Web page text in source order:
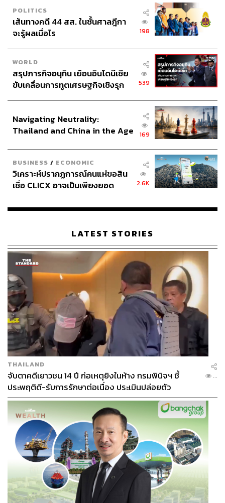
POLITICS
เส้นทางคดี 44 สส. ในชั้นศาลฎีกา
จะรู้ผลเมื่อไร
198
WORLD
สรุปภารกิจอนุทิน เยือนอินโดนีเซีย
ขับเคลื่อนการทูตเศรษฐกิจเชิงรุก
539
Navigating Neutrality:
Thailand and China in the Age
169
BUSINESS / ECONOMIC
วิเคราะห์ปรากฏการณ์คนแห่ขอสิน
เชื่อ CLICX อาจเป็นเพียงยอด
เรือนไทยที่ถูกซุกไว้
2.6K
LATEST STORIES
THAILAND
จับตาคดีเยาวชน 14 ปี ก่อเหตุยิงในห้าง กรมพินิจฯ ชี้
ประพฤติดี-รับการรักษาต่อเนื่อง ประเมินปล่อยตัว
...